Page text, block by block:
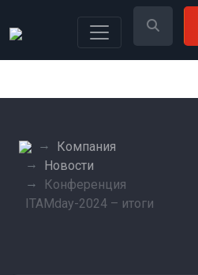
Компания
Новости
Конференция
ITAMday-2024 – итоги